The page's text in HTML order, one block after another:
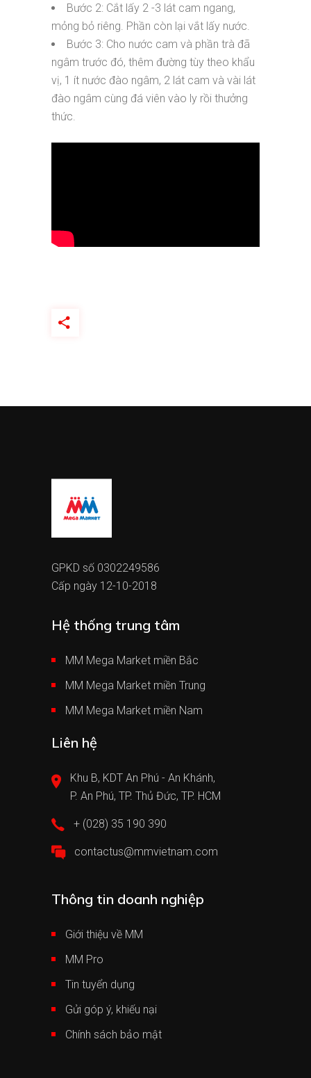
Bước 2: Cắt lấy 2 -3 lát cam ngang,
mỏng bỏ riêng. Phần còn lại vắt lấy nước.
Bước 3: Cho nước cam và phần trà đã
ngâm trước đó, thêm đường tùy theo khẩu
vị, 1 ít nước đào ngâm, 2 lát cam và vài lát
đào ngâm cùng đá viên vào ly rồi thưởng
thức.
GPKD số 0302249586
Cấp ngày 12-10-2018
Hệ thống trung tâm
MM Mega Market miền Bắc
MM Mega Market miền Trung
MM Mega Market miền Nam
Liên hệ
Khu B, KDT An Phú - An Khánh,
P. An Phú, TP. Thủ Đức, TP. HCM
+ (028) 35 190 390
contactus@mmvietnam.com
Thông tin doanh nghiệp
Giới thiệu về MM
MM Pro
Tin tuyển dụng
Gửi góp ý, khiếu nại
Chính sách bảo mật